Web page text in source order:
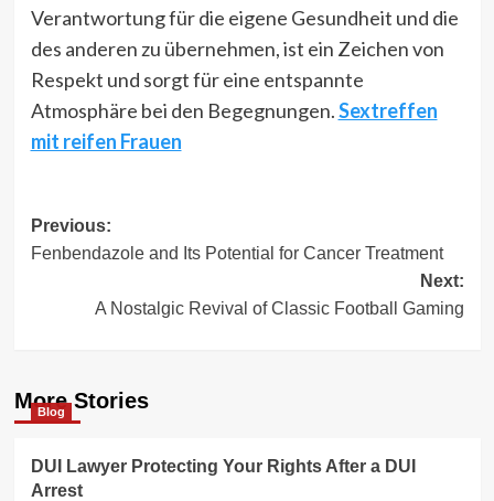
Verantwortung für die eigene Gesundheit und die
des anderen zu übernehmen, ist ein Zeichen von
Respekt und sorgt für eine entspannte
Atmosphäre bei den Begegnungen.Sextreffen
mit reifen Frauen
Post
navigation
Previous:
Fenbendazole and Its Potential for Cancer Treatment
Next:
A Nostalgic Revival of Classic Football Gaming
More Stories
Blog
DUI Lawyer Protecting Your Rights After a DUI
Arrest